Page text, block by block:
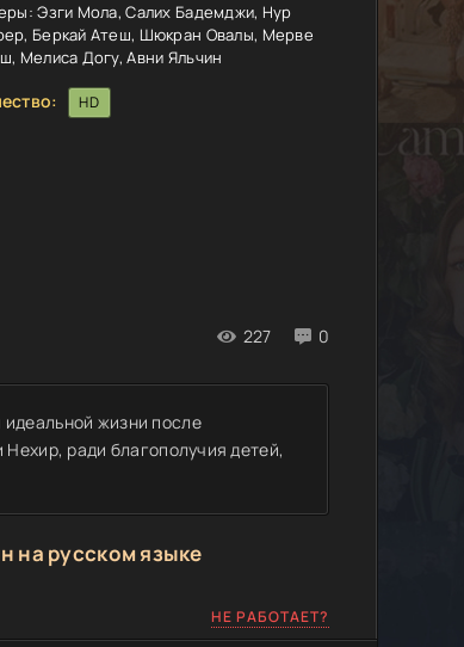
227 0
Эзги Мола, Салих Бадемджи, Нур
Беркай Атеш, Шюкран Овалы, Мерве
Мелиса Догу, Авни Яльчин
HD
жизни после
ради благополучия детей,
на русском языке
НЕ РАБОТАЕТ?